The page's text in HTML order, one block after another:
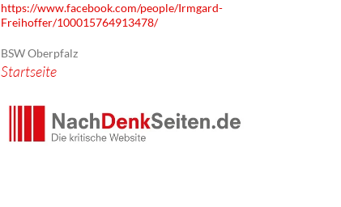
https://www.facebook.com/people/Irmgard-
Freihoffer/100015764913478/
BSW Oberpfalz
Startseite